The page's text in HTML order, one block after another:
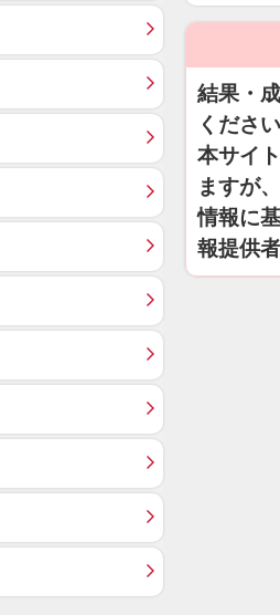
結果・
ください
本サイ
ますが
情報に
報提供